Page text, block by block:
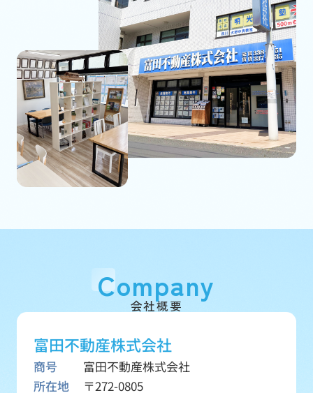
Company
会社概要
富田不動産株式会社
商号
富田不動産株式会社
所在地
〒272-0805